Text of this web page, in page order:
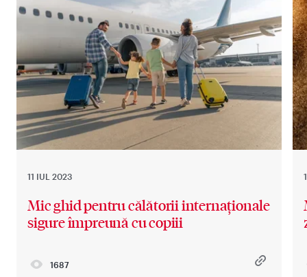
11 IUL 2023
Mic ghid pentru călătorii internaționale
sigure împreună cu copiii
1687